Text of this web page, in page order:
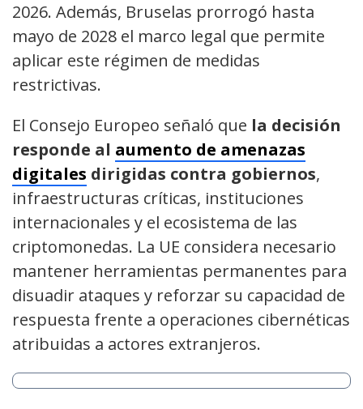
2026. Además, Bruselas prorrogó hasta
mayo de 2028 el marco legal que permite
aplicar este régimen de medidas
restrictivas.
El Consejo Europeo señaló que la decisión
responde al aumento de amenazas
digitales dirigidas contra gobiernos,
infraestructuras críticas, instituciones
internacionales y el ecosistema de las
criptomonedas. La UE considera necesario
mantener herramientas permanentes para
disuadir ataques y reforzar su capacidad de
respuesta frente a operaciones cibernéticas
atribuidas a actores extranjeros.